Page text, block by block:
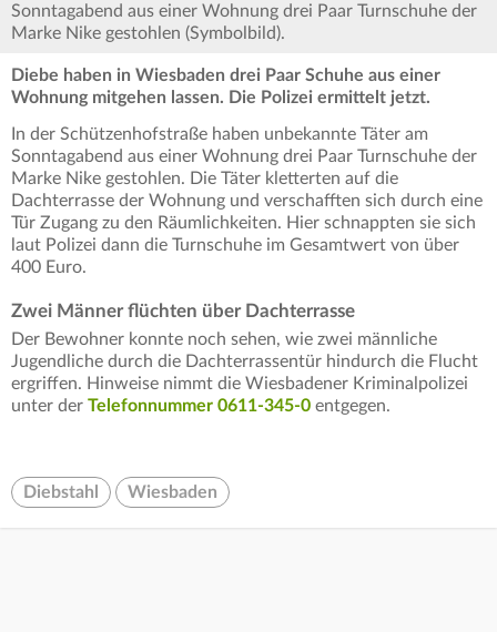
Sonntagabend aus einer Wohnung drei Paar Turnschuhe der
Marke Nike gestohlen (Symbolbild).
Diebe haben in Wiesbaden drei Paar Schuhe aus einer
Wohnung mitgehen lassen. Die Polizei ermittelt jetzt.
In der Schützenhofstraße haben unbekannte Täter am
Sonntagabend aus einer Wohnung drei Paar Turnschuhe der
Marke Nike gestohlen. Die Täter kletterten auf die
Dachterrasse der Wohnung und verschafften sich durch eine
Tür Zugang zu den Räumlichkeiten. Hier schnappten sie sich
laut Polizei dann die Turnschuhe im Gesamtwert von über
400 Euro.
Zwei Männer flüchten über Dachterrasse
Der Bewohner konnte noch sehen, wie zwei männliche
Jugendliche durch die Dachterrassentür hindurch die Flucht
ergriffen. Hinweise nimmt die Wiesbadener Kriminalpolizei
unter der Telefonnummer 0611-345-0 entgegen.
Diebstahl Wiesbaden